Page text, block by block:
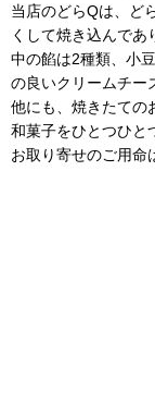
当店のどらQは、ど
くして焼き込んであ
中の餡は2種類、小
の良いクリームチー
他にも、焼きたての
和菓子をひとつひと
お取り寄せのご用命